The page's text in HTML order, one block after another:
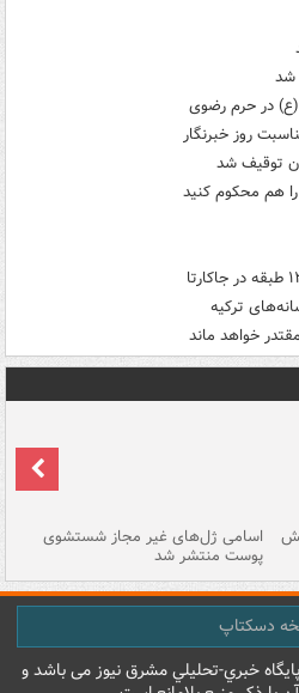
در حرم رضوی
روز خبرنگار
هم محکوم کنید
ترکیه
خواهد ماند
اسامی ژل‌های غیر مجاز شستشوی
پوست منتشر شد
دسکتاپ
خبري-تحليلي مشرق نيوز می باشد و